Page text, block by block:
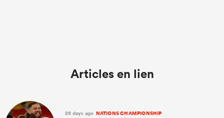
Articles en lien
28 days ago NATIONS CHAMPIONSHIP